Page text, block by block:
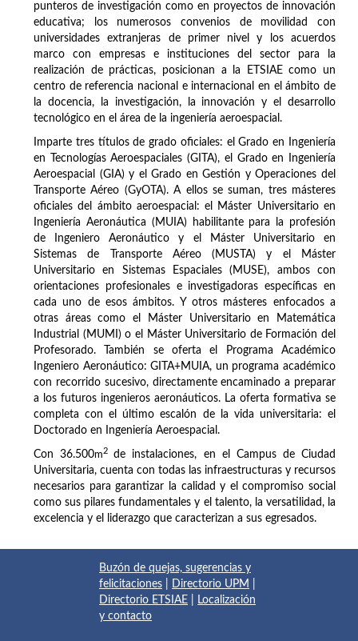
punteros de investigación como en proyectos de innovación
educativa; los numerosos convenios de movilidad con
universidades extranjeras de primer nivel y los acuerdos
marco con empresas e instituciones del sector para la
realización de prácticas, posicionan a la ETSIAE como un
centro de referencia nacional e internacional en el ámbito de
la docencia, la investigación, la innovación y el desarrollo
tecnológico en el área de la ingeniería aeroespacial.
Imparte tres títulos de grado oficiales: el Grado en Ingeniería
en Tecnologías Aeroespaciales (GITA), el Grado en Ingeniería
Aeroespacial (GIA) y el Grado en Gestión y Operaciones del
Transporte Aéreo (GyOTA). A ellos se suman, tres másteres
oficiales del ámbito aeroespacial: el Máster Universitario en
Ingeniería Aeronáutica (MUIA) habilitante para la profesión
de Ingeniero Aeronáutico y el Máster Universitario en
Sistemas de Transporte Aéreo (MUSTA) y el Máster
Universitario en Sistemas Espaciales (MUSE), ambos con
orientaciones profesionales e investigadoras específicas en
cada uno de esos ámbitos. Y otros másteres enfocados a
otras áreas como el Máster Universitario en Matemática
Industrial (MUMI) o el Máster Universitario de Formación del
Profesorado. También se oferta el Programa Académico
Ingeniero Aeronáutico: GITA+MUIA, un programa académico
con recorrido sucesivo, directamente encaminado a preparar
a los futuros ingenieros aeronáuticos. La oferta formativa se
completa con el último escalón de la vida universitaria: el
Doctorado en Ingeniería Aeroespacial.
Con 36.500m2
de instalaciones, en el Campus de Ciudad
Universitaria, cuenta con todas las infraestructuras y recursos
necesarios para garantizar la calidad y el compromiso social
como sus pilares fundamentales y el talento, la versatilidad, la
excelencia y el liderazgo que caracterizan a sus egresados.
Buzón de quejas, sugerencias y
felicitaciones
Directorio UPM
Directorio ETSIAE
Localización
y contacto